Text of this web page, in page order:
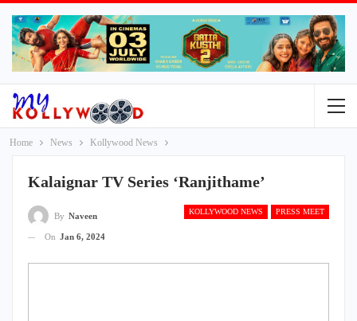
Home News Kollywood News
Kalaignar TV Series ‘Ranjithame’
KOLLYWOOD NEWS PRESS MEET
By Naveen
On Jan 6, 2024